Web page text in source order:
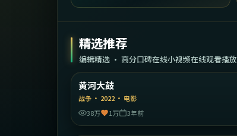
精选推荐
编辑精选 · 高分口碑在线小视频在线观看播放
精选
黄河大鼓
战争· 2022· 电影
38万
1万 3年前